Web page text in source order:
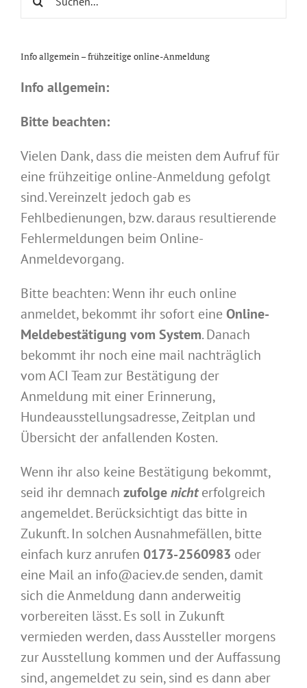
Info allgemein – frühzeitige online-Anmeldung
Info allgemein:
Bitte beachten:
Vielen Dank, dass die meisten dem Aufruf für
eine frühzeitige online-Anmeldung gefolgt
sind. Vereinzelt jedoch gab es
Fehlbedienungen, bzw. daraus resultierende
Fehlermeldungen beim Online-
Anmeldevorgang.
Bitte beachten: Wenn ihr euch online
anmeldet, bekommt ihr sofort eine Online-
Meldebestätigung vom System. Danach
bekommt ihr noch eine mail nachträglich
vom ACI Team zur Bestätigung der
Anmeldung mit einer Erinnerung,
Hundeausstellungsadresse, Zeitplan und
Übersicht der anfallenden Kosten.
Wenn ihr also keine Bestätigung bekommt,
seid ihr demnach zufolgenicht erfolgreich
angemeldet. Berücksichtigt das bitte in
Zukunft. In solchen Ausnahmefällen, bitte
einfach kurz anrufen 0173-2560983 oder
eine Mail an info@aciev.de senden, damit
sich die Anmeldung dann anderweitig
vorbereiten lässt. Es soll in Zukunft
vermieden werden, dass Aussteller morgens
zur Ausstellung kommen und der Auffassung
sind, angemeldet zu sein, sind es dann aber